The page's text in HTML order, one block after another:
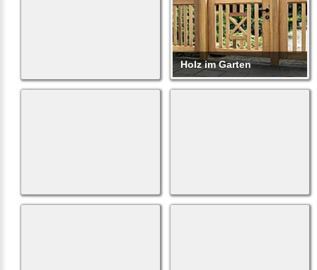
Holz im Garten